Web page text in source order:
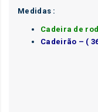
Medidas :
Cadeira de
Cadeirão – (